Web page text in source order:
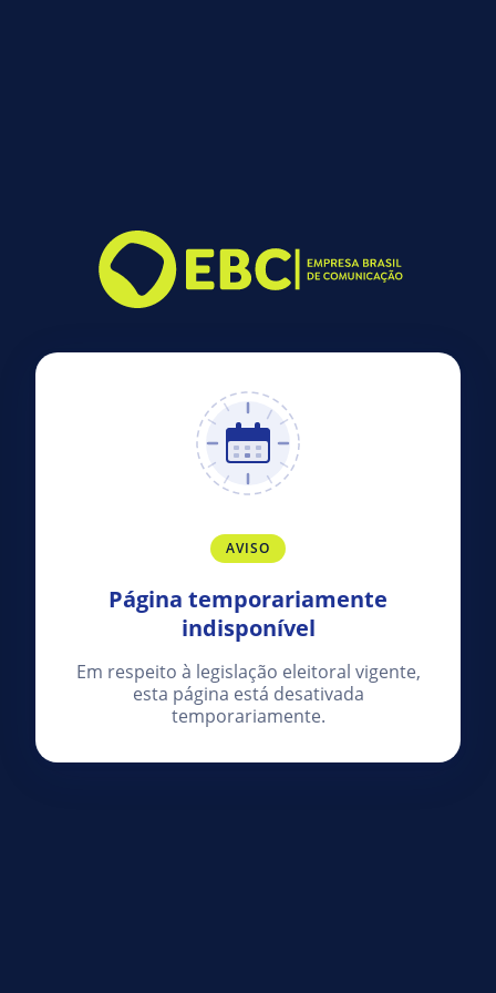
AVISO
Página temporariamente
indisponível
Em respeito à legislação eleitoral vigente,
esta página está desativada
temporariamente.